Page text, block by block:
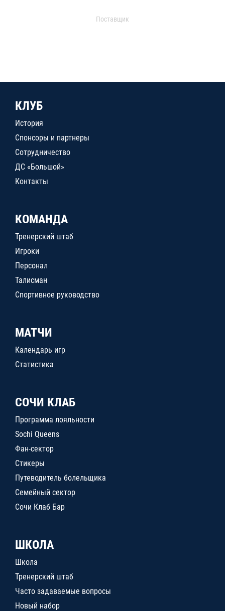
Поставщик
КЛУБ
История
Спонсоры и партнеры
Сотрудничество
ДС «Большой»
Контакты
КОМАНДА
Тренерский штаб
Игроки
Персонал
Талисман
Спортивное руководство
МАТЧИ
Календарь игр
Статистика
СОЧИ КЛАБ
Программа лояльности
Sochi Queens
Фан-сектор
Стикеры
Путеводитель болельщика
Семейный сектор
Сочи Клаб Бар
ШКОЛА
Школа
Тренерский штаб
Часто задаваемые вопросы
Новый набор